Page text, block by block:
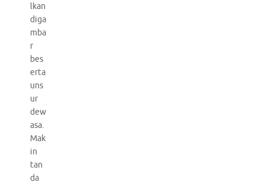
lkan
diga
mba
r
bes
erta
uns
ur
dew
asa.
Mak
in
tan
da